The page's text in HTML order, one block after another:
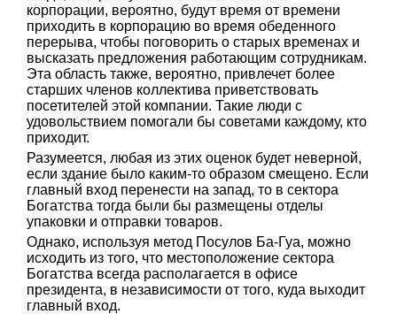
корпорации, вероятно, будут время от времени
приходить в корпорацию во время обеденного
перерыва, чтобы поговорить о старых временах и
высказать предложения работающим сотрудникам.
Эта область также, вероятно, привлечет более
старших членов коллектива приветствовать
посетителей этой компании. Такие люди с
удовольствием помогали бы советами каждому, кто
приходит.
Разумеется, любая из этих оценок будет неверной,
если здание было каким-то образом смещено. Если
главный вход перенести на запад, то в сектора
Богатства тогда были бы размещены отделы
упаковки и отправки товаров.
Однако, используя метод Посулов Ба-Гуа, можно
исходить из того, что местоположение сектора
Богатства всегда располагается в офисе
президента, в независимости от того, куда выходит
главный вход.